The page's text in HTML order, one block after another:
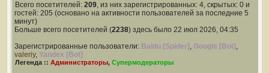
Всего посетителей: 209, из них зарегистрированных: 4, скрытых: 0 и
гостей: 205 (основано на активности пользователей за последние 5
минут)
Больше всего посетителей (2238) здесь было 22 июл 2026, 04:35
Зарегистрированные пользователи: Baidu [Spider] , Google [Bot] ,
valeriy, Yandex [Bot]
Легенда :: Администраторы, Супермодераторы